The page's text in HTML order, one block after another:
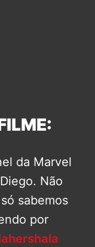
da Marvel
Não
sabemos
por